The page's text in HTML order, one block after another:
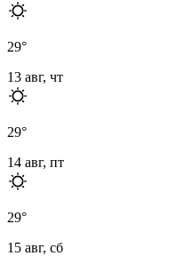
29°
13 авг, чт
29°
14 авг, пт
29°
15 авг, сб